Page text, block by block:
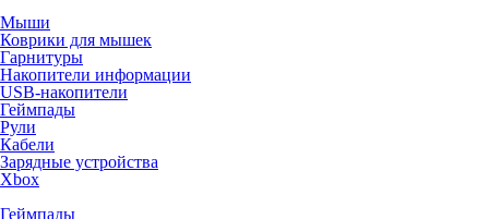
Мыши
Коврики для мышек
Гарнитуры
Накопители информации
USB-накопители
Геймпады
Рули
Кабели
Зарядные устройства
Xbox
Геймпады